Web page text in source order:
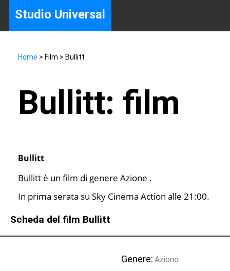
Studio Universal
Home > Film > Bullitt
Bullitt: film
Bullitt
Bullitt è un film di genere Azione .
In prima serata su Sky Cinema Action alle 21:00.
Scheda del film Bullitt
Genere: Azione